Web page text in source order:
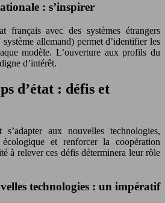
: s’inspirer
français avec des systèmes étrangers
allemand) permet d’identifier les
modèle. L’ouverture aux profils du
d’intérêt.
d’état : défis et
aux nouvelles technologies,
et renforcer la coopération
à relever ces défis déterminera leur rôle
technologies : un impératif